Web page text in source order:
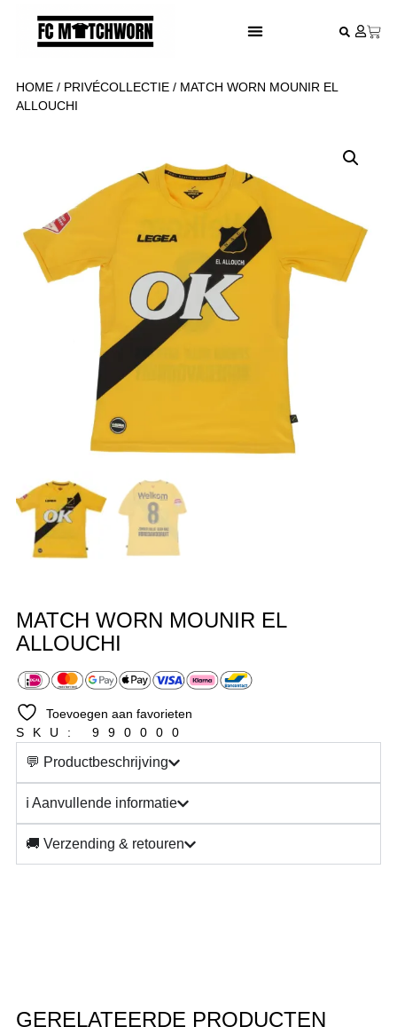
HOME/ PRIVÉCOLLECTIE/ MATCH WORN MOUNIR EL
ALLOUCHI
MATCH WORN MOUNIR EL
ALLOUCHI
Toevoegen aan favorieten
SKU: 990000
💬 Productbeschrijving
ℹ️ Aanvullende informatie
🚚 Verzending & retouren
GERELATEERDE PRODUCTEN